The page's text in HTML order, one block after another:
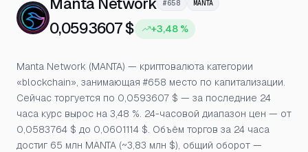
#658 MANTA
0,0593607 $ +3,48 %
Manta Network (MANTA) — криптовалюта категории
«blockchain», занимающая #658 место по капитализации.
Сейчас торгуется по 0,0593607 $ — за последние 24
часа курс вырос на 3,48 %. 24-часовой диапазон цен — от
0,0583764 $ до 0,0601114 $. Объём торгов за 24 часа
достиг 65 млн MANTA (~3,83 млн $), общий оборот —